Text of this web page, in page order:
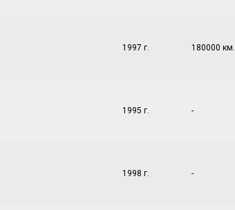
1997 г. 180000 км.
1995 г. -
1998 г. -